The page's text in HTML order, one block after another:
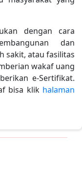
dengan cara
dan
sakit, atau fasilitas
wakaf uang
e-Sertifikat.
bisa klik halaman